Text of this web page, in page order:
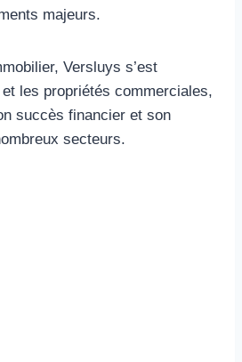
majeurs.
Versluys s’est
les propriétés commerciales,
succès financier et son
secteurs.